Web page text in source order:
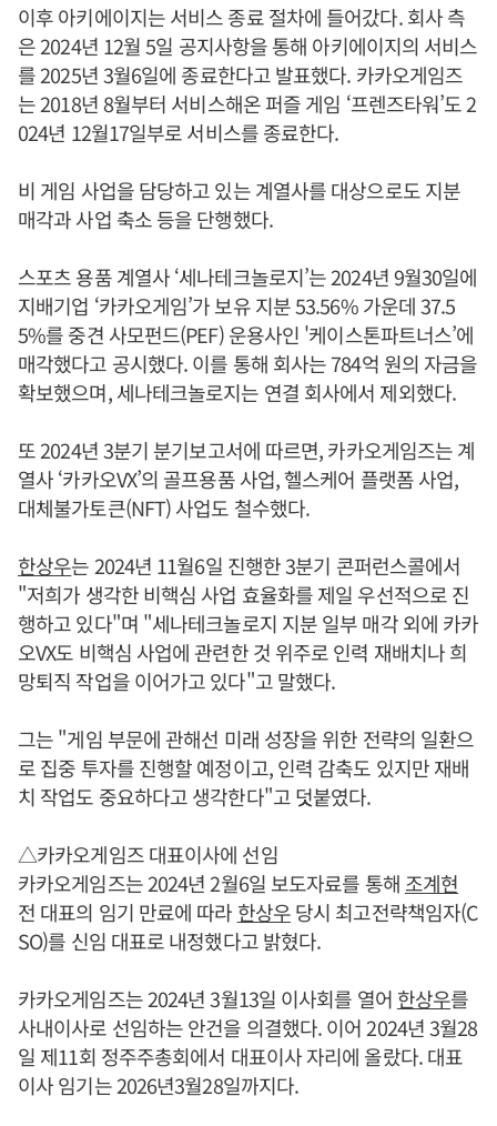
이후 아키에이지는 서비스 종료 절차에 들어갔다. 회사 측
은 2024년 12월 5일 공지사항을 통해 아키에이지의 서비스
를 2025년 3월6일에 종료한다고 발표했다. 카카오게임즈
는 2018년 8월부터 서비스해온 퍼즐 게임 ‘프렌즈타워’도 2
024년 12월17일부로 서비스를 종료한다.
비 게임 사업을 담당하고 있는 계열사를 대상으로도 지분
매각과 사업 축소 등을 단행했다.
스포츠 용품 계열사 ‘세나테크놀로지’는 2024년 9월30일에
지배기업 ‘카카오게임’가 보유 지분 53.56% 가운데 37.5
5%를 중견 사모펀드(PEF) 운용사인 '케이스톤파트너스’에
매각했다고 공시했다. 이를 통해 회사는 784억 원의 자금을
확보했으며, 세나테크놀로지는 연결 회사에서 제외했다.
또 2024년 3분기 분기보고서에 따르면, 카카오게임즈는 계
열사 ‘카카오VX’의 골프용품 사업, 헬스케어 플랫폼 사업,
대체불가토큰(NFT) 사업도 철수했다.
한상우는 2024년 11월6일 진행한 3분기 콘퍼런스콜에서
"저희가 생각한 비핵심 사업 효율화를 제일 우선적으로 진
행하고 있다"며 "세나테크놀로지 지분 일부 매각 외에 카카
오VX도 비핵심 사업에 관련한 것 위주로 인력 재배치나 희
망퇴직 작업을 이어가고 있다"고 말했다.
그는 "게임 부문에 관해선 미래 성장을 위한 전략의 일환으
로 집중 투자를 진행할 예정이고, 인력 감축도 있지만 재배
치 작업도 중요하다고 생각한다"고 덧붙였다.
△카카오게임즈 대표이사에 선임
카카오게임즈는 2024년 2월6일 보도자료를 통해 조계현
전 대표의 임기 만료에 따라 한상우당시 최고전략책임자(C
SO)를 신임 대표로 내정했다고 밝혔다.
카카오게임즈는 2024년 3월13일 이사회를 열어 한상우를
사내이사로 선임하는 안건을 의결했다. 이어 2024년 3월28
일 제11회 정주주총회에서 대표이사 자리에 올랐다. 대표
이사 임기는 2026년3월28일까지다.